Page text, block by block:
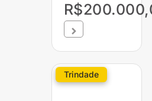
Trindade